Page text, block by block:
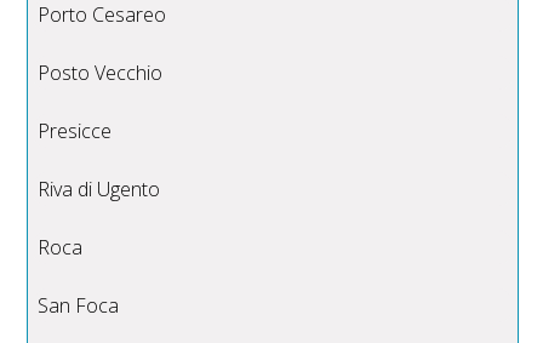
Porto Cesareo
Posto Vecchio
Presicce
Riva di Ugento
Roca
San Foca